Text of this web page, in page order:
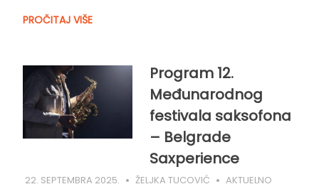
PROČITAJ VIŠE
Program 12.
Međunarodnog
festivala saksofona
– Belgrade
Saxperience
22. SEPTEMBRA 2025. ŽELJKA TUCOVIĆ AKTUELNO